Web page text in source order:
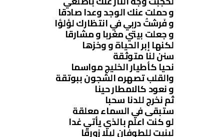
و حملت عنك الوجد وعدا صادقا
و فَرشتُ دربي في انتظارك لؤلؤا
و جعلت بيتي مغربا و مشارقا
لكنها إبر الحياة و وخزها
سنن لنا متوثقة
نحيا كأطيار الخليج مواسما
والقلب تصهره الشجون ببوتقة
و نعود كالامطار حينا
ثم نخرج للدنا سحبا
ستبقى في السماء معلقة
لو كنت اعلم بالذي يأتي غدا
لبنيت للطوفان ليلا زورقا